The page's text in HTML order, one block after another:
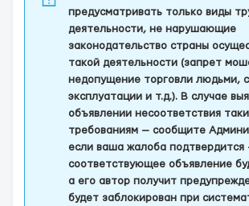
предусматривать только виды
деятельности, не нарушающие
законодательство страны
такой деятельности (запрет
недопущение торговли людьми,
эксплуатации и т.д.). В случае
объявлении несоответствия
требованиям — сообщите
если ваша жалоба подтвердится
соответствующее объявление
а его автор получит
будет заблокирован при